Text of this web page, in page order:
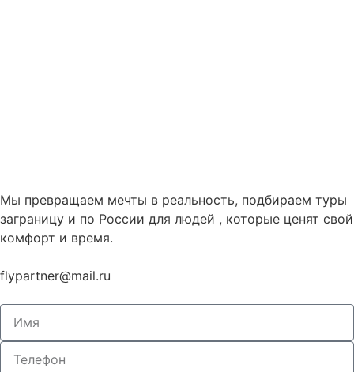
Мы превращаем мечты в реальность, подбираем туры
заграницу и по России для людей , которые ценят свой
комфорт и время.
flypartner@mail.ru